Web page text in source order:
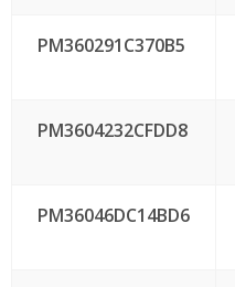
PM360291C370B5
PM3604232CFDD8
PM36046DC14BD6